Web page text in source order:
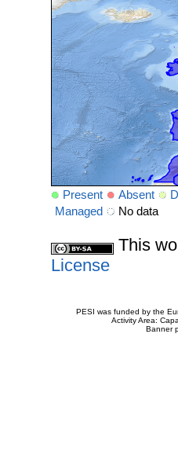
Present Absent
Managed
No data
This
License
PESI was funded by the
Activity Area:
Banner